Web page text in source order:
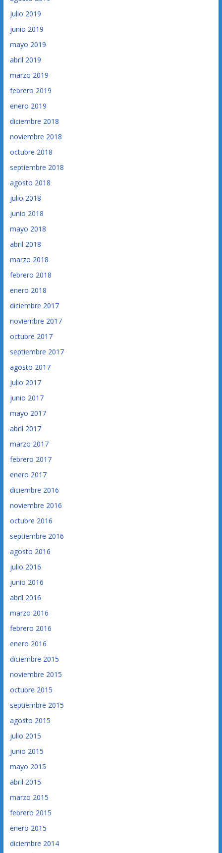
julio 2019
junio 2019
mayo 2019
abril 2019
marzo 2019
febrero 2019
enero 2019
diciembre 2018
noviembre 2018
octubre 2018
septiembre 2018
agosto 2018
julio 2018
junio 2018
mayo 2018
abril 2018
marzo 2018
febrero 2018
enero 2018
diciembre 2017
noviembre 2017
octubre 2017
septiembre 2017
agosto 2017
julio 2017
junio 2017
mayo 2017
abril 2017
marzo 2017
febrero 2017
enero 2017
diciembre 2016
noviembre 2016
octubre 2016
septiembre 2016
agosto 2016
julio 2016
junio 2016
abril 2016
marzo 2016
febrero 2016
enero 2016
diciembre 2015
noviembre 2015
octubre 2015
septiembre 2015
agosto 2015
julio 2015
junio 2015
mayo 2015
abril 2015
marzo 2015
febrero 2015
enero 2015
diciembre 2014